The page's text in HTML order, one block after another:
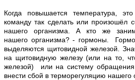
Когда повышается температура,
команду так сделать или произошёл
нашего организма. А кто же
нашего организма? - гормоны.
выделяются щитовидной железой.
на щитовидную железу (или на то,
железой) или на систему
внести сбой в терморегуляцию нашего